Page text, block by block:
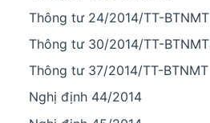
Thông tư 24/2014/TT-BTNMT
Thông tư 30/2014/TT-BTNMT
Thông tư 37/2014/TT-BTNMT
Nghị định 44/2014